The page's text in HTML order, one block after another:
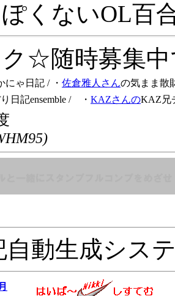
くないOL百
ク☆随時募集
にゃ日記 / ・ 佐倉雅人さんの気まま散
日記ensemble / ・ KAZさんのKAZ兄
自動生成シス